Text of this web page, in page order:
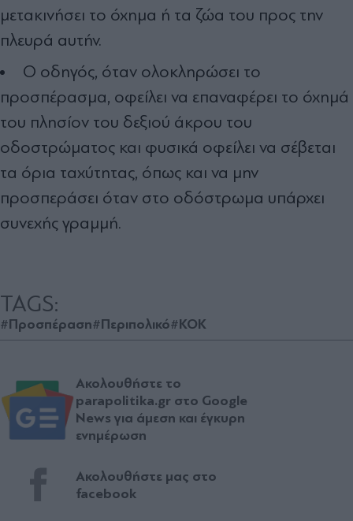
μετακινήσει το όχημα ή τα ζώα του προς την
πλευρά αυτήν.
Ο οδηγός, όταν ολοκληρώσει το
προσπέρασμα, οφείλει να επαναφέρει το όχημά
του πλησίον του δεξιού άκρου του
οδοστρώματος και φυσικά οφείλει να σέβεται
τα όρια ταχύτητας, όπως και να μην
προσπεράσει όταν στο οδόστρωμα υπάρχει
συνεχής γραμμή.
TAGS:
#Προσπέραση#Περιπολικό#ΚΟΚ
Ακολουθήστε το
parapolitika.gr στο Google
News για άμεση και έγκυρη
ενημέρωση
Ακολουθήστε μας στο
facebook